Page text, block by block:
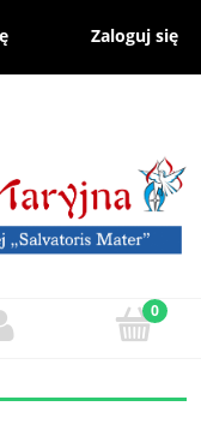
Zaloguj się